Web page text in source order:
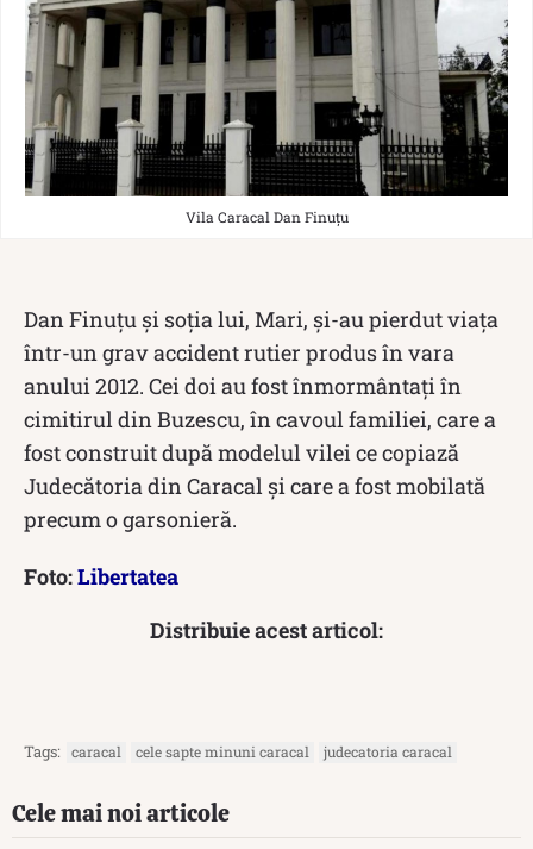
Vila Caracal Dan Finuțu
Dan Finuțu și soția lui, Mari, și-au pierdut viața
într-un grav accident rutier produs în vara
anului 2012. Cei doi au fost înmormântați în
cimitirul din Buzescu, în cavoul familiei, care a
fost construit după modelul vilei ce copiază
Judecătoria din Caracal și care a fost mobilată
precum o garsonieră.
Foto:Libertatea
Distribuie acest articol:
Tags: caracal cele sapte minuni caracal judecatoria caracal
Cele mai noi articole